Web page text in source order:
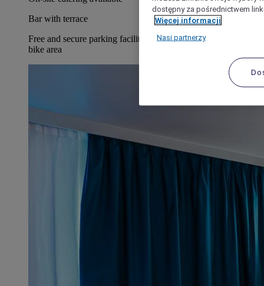
Bar with terrace
Free and secure parking facility with charging stations and
bike area
dostępny za pośrednictwem
Więcej informacji
Nasi partnerzy